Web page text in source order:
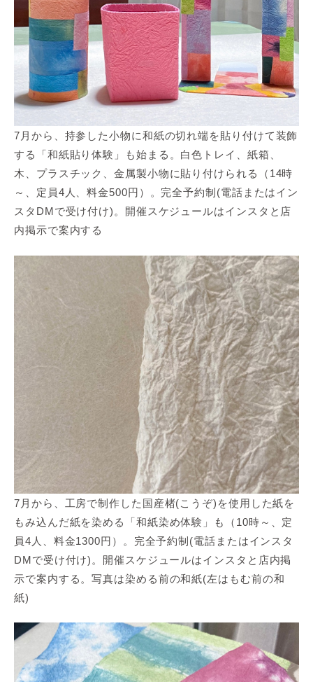
7月から、持参した小物に和紙の切れ端を貼り付けて装飾
する「和紙貼り体験」も始まる。白色トレイ、紙箱、
木、プラスチック、金属製小物に貼り付けられる（14時
～、定員4人、料金500円）。完全予約制(電話またはイン
スタDMで受け付け)。開催スケジュールはインスタと店
内掲示で案内する
7月から、工房で制作した国産楮(こうぞ)を使用した紙を
もみ込んだ紙を染める「和紙染め体験」も（10時～、定
員4人、料金1300円）。完全予約制(電話またはインスタ
DMで受け付け)。開催スケジュールはインスタと店内掲
示で案内する。写真は染める前の和紙(左はもむ前の和
紙)